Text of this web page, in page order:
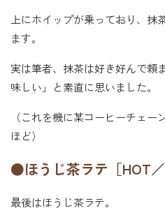
上にホイップが乗っており、抹
ます。
実は筆者、抹茶は好き好んで頼
味しい」と素直に思いました。
（これを機に某コーヒーチェ
ほど）
●ほうじ茶ラテ［HOT／
最後はほうじ茶ラテ。